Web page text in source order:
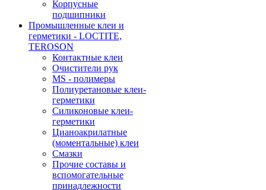
Корпусные
подшипники
Промышленные клеи и
герметики - LOCTITE,
TEROSON
Контактные клеи
Очистители рук
MS - полимеры
Полиуретановые клеи-
герметики
Силиконовые клеи-
герметики
Цианоакрилатные
(моментальные) клеи
Смазки
Прочие составы и
вспомогательные
принадлежности